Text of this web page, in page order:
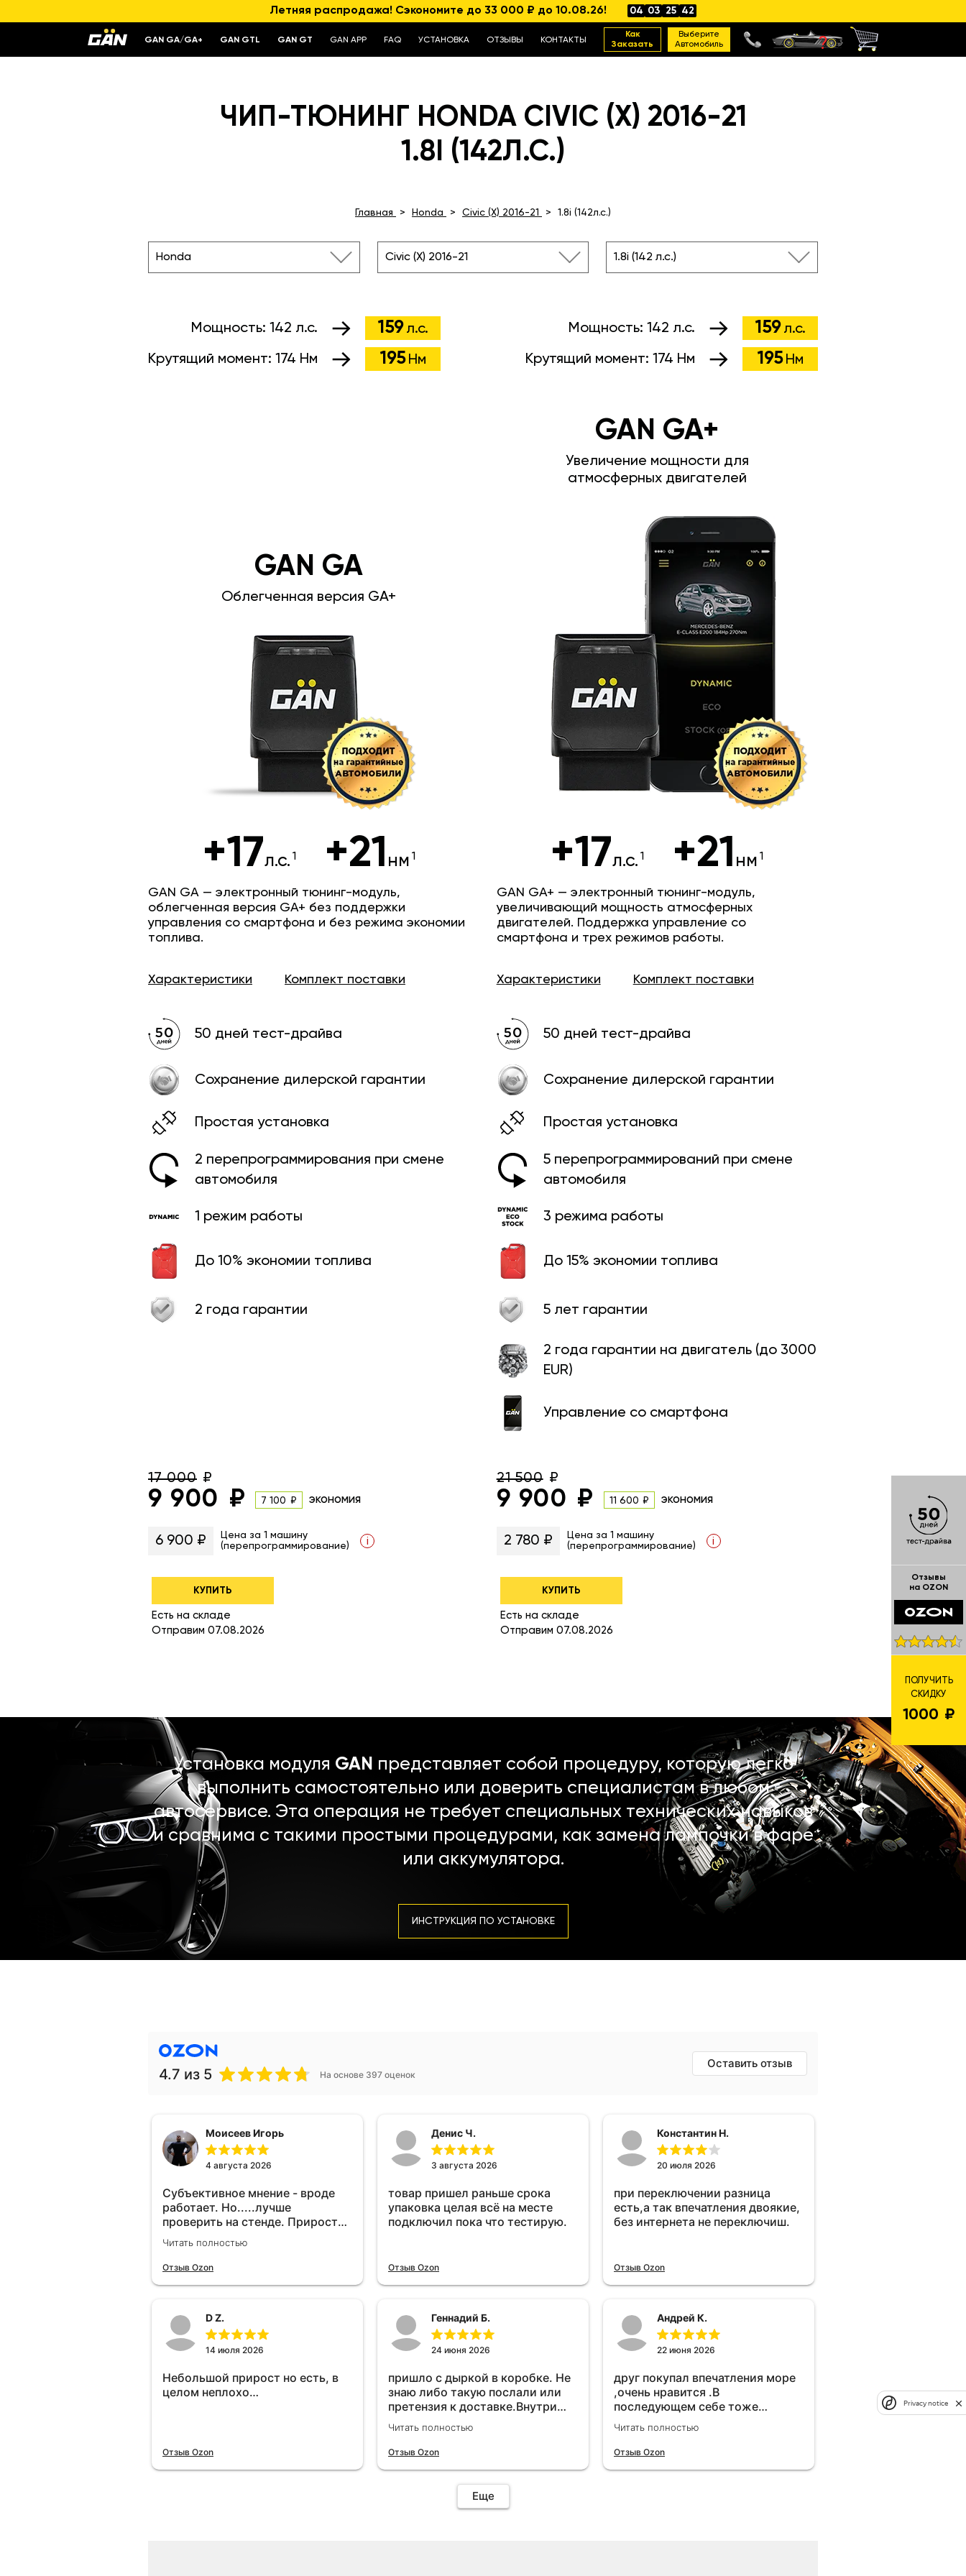
Летняя распродажа! Сэкономите до 33 000 ₽ до 10.08.26! 04 03 25 41
GAN GA/GA+ GAN GTL GAN GT GAN APP FAQ УСТАНОВКА ОТЗЫВЫ КОНТАКТЫ
Как
Заказать
Выберите
Автомобиль
ЧИП-ТЮНИНГ HONDA CIVIC (X) 2016-21
1.8I (142Л.С.)
Главная Honda Civic (X) 2016-21 1.8i (142л.с.)
Honda Civic (X) 2016-21 1.8i (142 л.с.)
Мощность: 142 л.с. 159 л.с.
Крутящий момент: 174 Нм 195 Нм
Мощность: 142 л.с. 159 л.с.
Крутящий момент: 174 Нм 195 Нм
GAN GA+
Увеличение мощности для
атмосферных двигателей
+17л.с. +21 нм
GAN GA+ — электронный тюнинг-модуль,
увеличивающий мощность атмосферных
двигателей. Поддержка управление со
смартфона и трех режимов работы.
Характеристики Комплект поставки
50 дней тест-драйва
Сохранение дилерской гарантии
Простая установка
5 перепрограмми­рований при смене
автомобиля
3 режима работы
До 15% экономии топлива
5 лет гарантии
2 года гарантии на двигатель (до 3000
EUR)
Управление со смартфона
21 500
9 900 11 600 экономия
2 780 ₽
Цена за 1 машину
(перепрограммирование)
i
КУПИТЬ
Есть на складе
Отправим 07.08.2026
GAN GA
Облегченная версия GA+
+17л.с. +21 нм
GAN GA — электронный тюнинг-модуль,
облегченная версия GA+ без поддержки
управления со смартфона и без режима экономии
топлива.
Характеристики Комплект поставки
50 дней тест-драйва
Сохранение дилерской гарантии
Простая установка
2 перепрограмми­рования при смене
автомобиля
1 режим работы
До 10% экономии топлива
2 года гарантии
17 000
9 900 7 100 экономия
6 900 ₽
Цена за 1 машину
(перепрограммирование)
i
КУПИТЬ
Есть на складе
Отправим 07.08.2026
Установка модуля GAN представляет собой процедуру, которую легко
выполнить самостоятельно или доверить специалистам в любом
автосервисе. Эта операция не требует специальных технических навыков
и сравнима с такими простыми процедурами, как замена лампочки в фаре
или аккумулятора.
ИНСТРУКЦИЯ ПО УСТАНОВКЕ
4.7 из 5 На основе 397 оценок
Оставить отзыв
Моисеев Игорь
4 августа 2026
Субъективное мнение - вроде
работает. Но.....лучше
проверить на стенде. Прирост
10-12% "на глаз" уловить очень
сложно. Покатаюсь, потом
отключу и посмотрю, что будет
Читать полностью
Отзыв Ozon
Денис Ч.
3 августа 2026
товар пришел раньше срока
упаковка целая всё на месте
подключил пока что тестирую.
Отзыв Ozon
Константин Н.
20 июля 2026
при переключении разница
есть,а так впечатления двоякие,
без интернета не переключиш.
Отзыв Ozon
D Z.
14 июля 2026
Небольшой прирост но есть, в
целом неплохо…
Отзыв Ozon
Геннадий Б.
24 июня 2026
пришло с дыркой в коробке. Не
знаю либо такую послали или
претензия к доставке.Внутри
вроде всё цело. С первого раза
установить не получается не
знаю может интернет дурит.
отзыв.Дополняю отзыв для
установки необходимо
Читать полностью
Отзыв Ozon
Андрей К.
22 июня 2026
друг покупал впечатления море
,очень нравится .В
последующем себе тоже
приобрел.Реально прибавляет
мощности!
Читать полностью
Отзыв Ozon
Еще
Отзывы
на OZON
ПОЛУЧИТЬ
СКИДКУ
1000
Privacy notice